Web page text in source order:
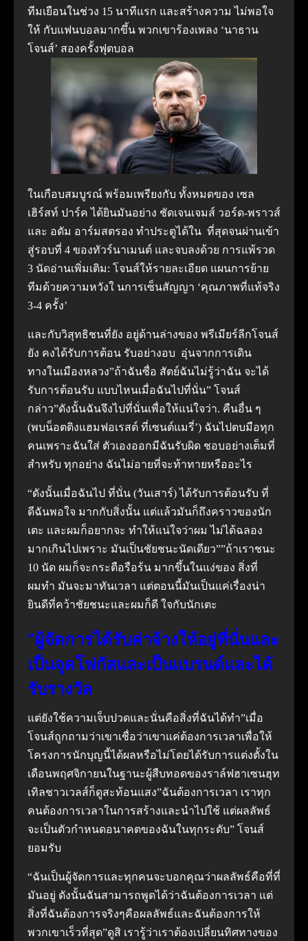
ทีมเยือนในช่วง 15 นาทีแรก และสร้างความ ไม่พอใจ
ให้ กับแฟนบอลมากขึ้น พวกเขาร้องเพลง ‘นาธาน
โจนส์’ สองครั้งฟุตบอล
ในเกือบสมบูรณ์ พร้อมเพรียงกับ ทั้งหมดของ เซล
เฮิร์สท์ ปาร์ค ได้ยินมันอย่าง ชัดเจนเจมส์ วอร์ด-พราวส์
และ อดัม อาร์มสตรอง ทําประตูได้ใน ที่สุดจนผ่านเข้า
สู่รอบที่ 4 ของทัวร์นาเมนต์ และจบลงด้วย การแพ้รวด
3 นัดอ่านเพิ่มเติม: โจนส์ให้รายละเอียด แผนการย้าย
ทีมด้วยความหวังใ นการเซ็นสัญญา ‘คุณภาพที่แท้จริง
3-4 ครั้ง’
และกับวิสุทธิชนที่ยัง อยู่ด้านล่างของ พรีเมียร์ลีกโจนส์
ยัง คงได้รับการต้อน รับอย่างอบ อุ่นจากการเดิน
ทางในเมืองหลวง”ถ้าฉันซื่อ สัตย์ฉันไม่รู้ว่าฉัน จะได้
รับการต้อนรับ แบบไหนเมื่อฉันไปที่นั่น” โจนส์
กล่าว”ดังนั้นฉันจึงไปที่นั่นเพื่อให้แน่ใจว่า. คืนอื่น ๆ
(พบน็อตติงแฮมฟอเรสต์ ที่เซนต์แมรี่’) ฉันไปตบมือทุก
คนเพราะฉันใส่ ตัวเองออกมีฉันรับผิด ชอบอย่างเต็มที่
สําหรับ ทุกอย่าง ฉันไม่อายที่จะท้าทายหรืออะไร
“ดังนั้นเมื่อฉันไป ที่นั่น (วันเสาร์) ได้รับการต้อนรับ ที่
ดีฉันพอใจ มากกับสิ่งนั้น แต่แล้วมันก็ถึงคราวของนัก
เตะ และผมก็อยากจะ ทําให้แน่ใจว่าผม ไม่ได้ฉลอง
มากเกินไปเพราะ มันเป็นชัยชนะนัดเดียว””ถ้าเราชนะ
10 นัด ผมก็จะกระตือรือร้น มากขึ้นในแง่ของ สิ่งที่
ผมทํา มันจะมาทันเวลา แต่ตอนนี้มันเป็นแค่เรื่องน่า
ยินดีที่คว้าชัยชนะและผมก็ดี ใจกับนักเตะ
“ผู้จัดการได้รับค่าจ้างให้อยู่ที่นั่นและ
เป็นจุดโฟกัสและเป็นแบรนด์และได้
รับรางวัล
แต่ยังใช้ความเจ็บปวดและนั่นคือสิ่งที่ฉันได้ทํา”เมื่อ
โจนส์ถูกถามว่าเขาเชื่อว่าเขาแค่ต้องการเวลาเพื่อให้
โครงการนักบุญนี้ได้ผลหรือไม่โดยได้รับการแต่งตั้งใน
เดือนพฤศจิกายนในฐานะผู้สืบทอดของราล์ฟฮาเซนฮุท
เทิลชาวเวลส์ก็ดูสะท้อนแสง”ฉันต้องการเวลา เราทุก
คนต้องการเวลาในการสร้างและนําไปใช้ แต่ผลลัพธ์
จะเป็นตัวกําหนดอนาคตของฉันในทุกระดับ” โจนส์
ยอมรับ
“ฉันเป็นผู้จัดการและทุกคนจะบอกคุณว่าผลลัพธ์คือที่ที่
มันอยู่ ดังนั้นฉันสามารถพูดได้ว่าฉันต้องการเวลา แต่
สิ่งที่ฉันต้องการจริงๆคือผลลัพธ์และฉันต้องการให้
พวกเขาเร็วที่สุด”ดูสิ เรารู้ว่าเราต้องเปลี่ยนทิศทางของ